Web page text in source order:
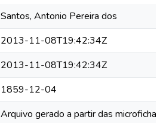
Santos, Antonio Pereira dos
2013-11-08T19:42:34Z
2013-11-08T19:42:34Z
1859-12-04
Arquivo gerado a partir das